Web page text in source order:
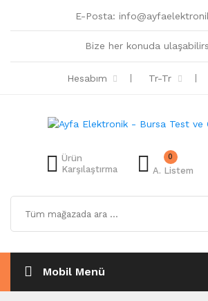
E-Posta:
Bize her konuda
Hesabım Tr-Tr
Ürün
Karşılaştırma
A. Listem
0
Mobil Menü